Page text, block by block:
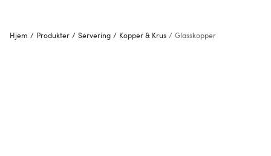
Hjem / Produkter / Servering / Kopper & Krus / Glasskopper